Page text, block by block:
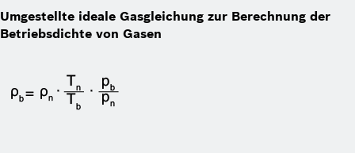
Umgestellte ideale Gasgleichung zur Berechnung der
Betriebsdichte von Gasen